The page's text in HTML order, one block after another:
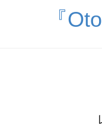
『